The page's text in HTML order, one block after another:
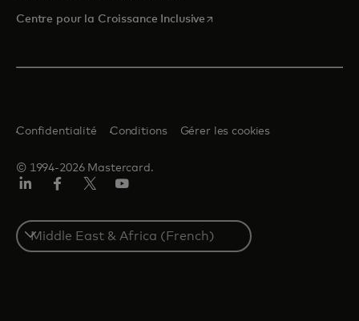
Centre pour la Croissance Inclusive s’ouvre dans un nouvel
© 1994-2026 Mastercard.
Confidentialité Conditions Gérer les cookies
Select
a
country